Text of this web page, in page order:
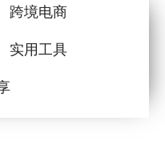
跨境电商
实用工具